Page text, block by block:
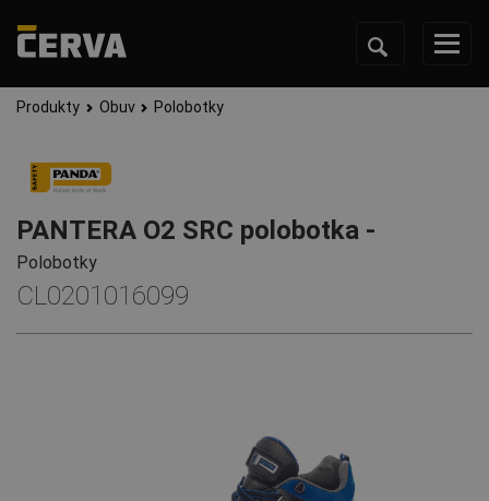
Produkty Obuv Polobotky
PANTERA O2 SRC polobotka -
Polobotky
CL0201016099